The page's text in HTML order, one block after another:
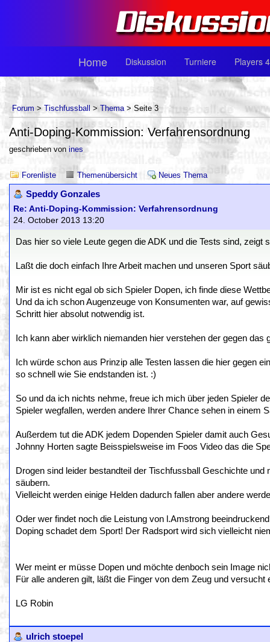
Home Diskussion Turniere Players
Forum > Tischfussball > Thema> Seite 3
Anti-Doping-Kommission: Verfahrensordnung
geschrieben von ines
Forenliste Themenübersicht Neues Thema
Speddy Gonzales
Re: Anti-Doping-Kommission: Verfahrensordnung
24. October 2013 13:20
Das hier so viele Leute gegen die ADK und die Tests sind, zeigt
Laßt die doch einfach Ihre Arbeit machen und unseren Sport
Mir ist es nicht egal ob sich Spieler Dopen, ich finde diese
Und da ich schon Augenzeuge von Konsumenten war, auf
Schritt hier absolut notwendig ist.
Ich kann aber wirklich niemanden hier verstehen der gegen
Ich würde schon aus Prinzip alle Testen lassen die hier gegen
so schnell wie Sie endstanden ist. :)
So und da ich nichts nehme, freue ich mich über jeden Spieler
Spieler wegfallen, werden andere Ihrer Chance sehen in einem
Außerdem tut die ADK jedem Dopenden Spieler damit auch
Johnny Horten sagte Beisspielsweise im Foos Video das die
Drogen sind leider bestandteil der Tischfussball Geschichte
säubern.
Vielleicht werden einige Helden dadurch fallen aber andere
Oder wer findet noch die Leistung von l.Amstrong
Doping schadet dem Sport! Der Radsport wird sich vielleicht
Wer meint er müsse Dopen und möchte denboch sein Image
Für alle anderen gilt, läßt die Finger von dem Zeug und versucht
LG Robin
ulrich stoepel